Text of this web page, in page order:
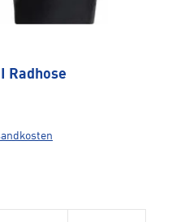
Radhose